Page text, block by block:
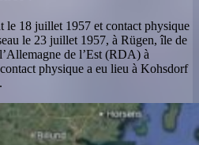
le 18 juillet 1957 et contact physique
le 23 juillet 1957, à Rügen, île de
de l’Est (RDA) à
physique a eu lieu à Kohsdorf